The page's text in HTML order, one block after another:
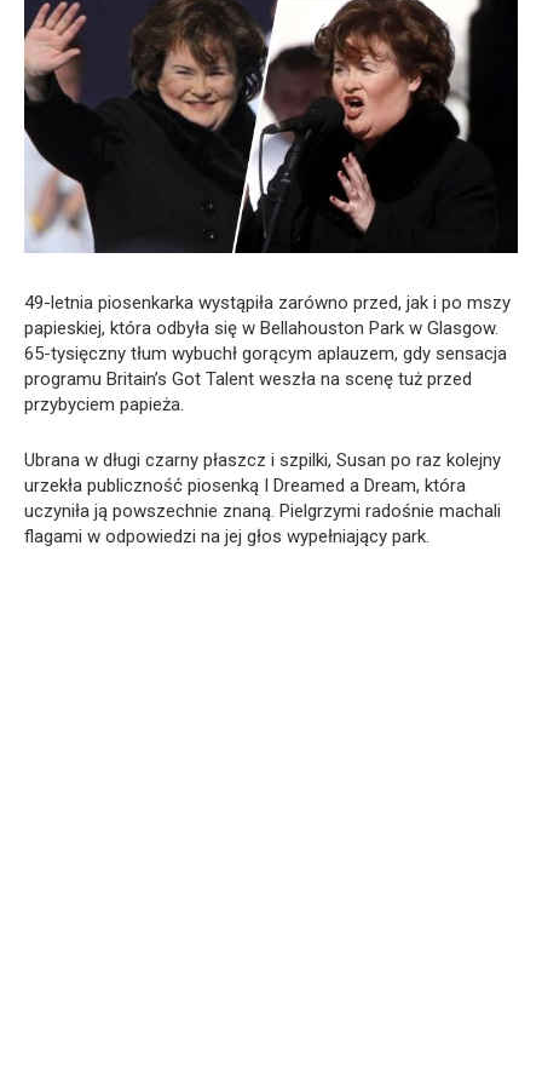
49-letnia piosenkarka wystąpiła zarówno przed, jak i po mszy
papieskiej, która odbyła się w Bellahouston Park w Glasgow.
65-tysięczny tłum wybuchł gorącym aplauzem, gdy sensacja
programu Britain’s Got Talent weszła na scenę tuż przed
przybyciem papieża.
Ubrana w długi czarny płaszcz i szpilki, Susan po raz kolejny
urzekła publiczność piosenką I Dreamed a Dream, która
uczyniła ją powszechnie znaną. Pielgrzymi radośnie machali
flagami w odpowiedzi na jej głos wypełniający park.